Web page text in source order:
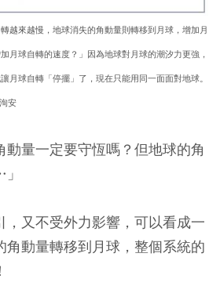
越來越慢，地球消失的角動量則轉移到月球，增加月
月球自轉的速度？」因為地球對月球的潮汐力更強，
月球自轉「停擺」了，現在只能用同一面面對地球。
安
量一定要守恆嗎？但地球的角
，又不受外力影響，可以看成一
角動量轉移到月球，整個系統的